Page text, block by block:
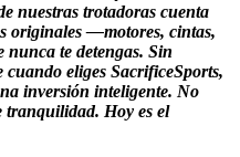
nuestras trotadoras cuenta
originales —motores, cintas,
te detengas. Sin
eliges SacrificeSports,
inversión inteligente. No
Hoy es el